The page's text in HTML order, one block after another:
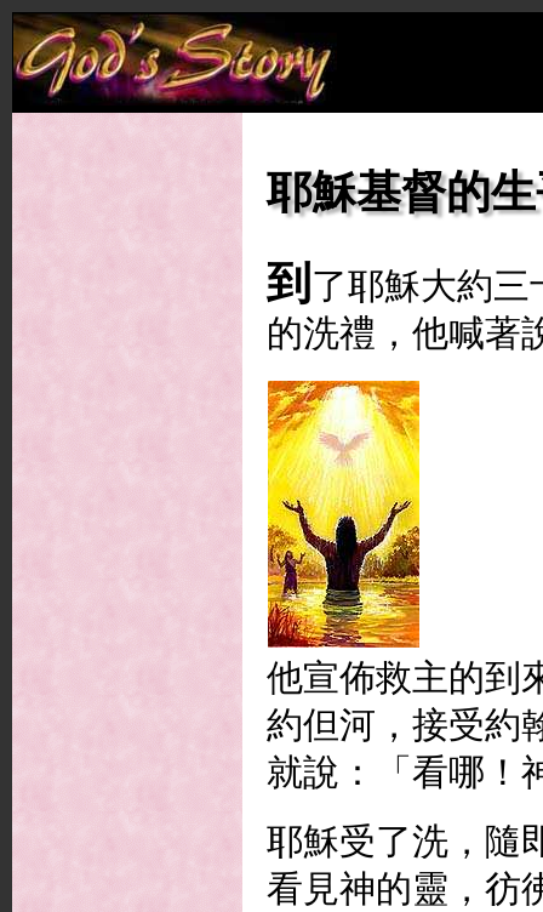
耶穌基督的
到 了耶穌大約
的洗禮，他喊著
他宣佈救主的到
約但河，接受約
就說：「看哪！
耶穌受了洗，隨
看見神的靈，彷